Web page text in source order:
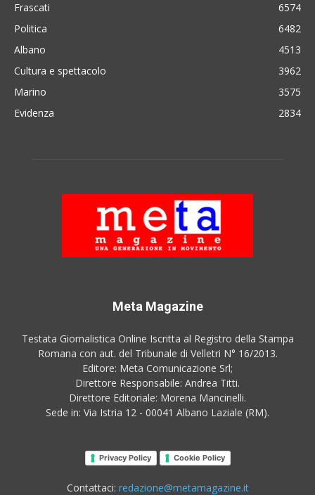
Frascati
6574
Politica
6482
Albano
4513
Cultura e spettacolo
3962
Marino
3575
Evidenza
2834
Meta Magazine
Testata Giornalistica Online Iscritta al Registro della Stampa
Romana con aut. del Tribunale di Velletri N° 16/2013.
Editore: Meta Comunicazione Srl;
Direttore Responsabile: Andrea Titti.
Direttore Editoriale: Morena Mancinelli.
Sede in: Via Istria 12 - 00041 Albano Laziale (RM).
Privacy Policy Cookie Policy
Contattaci: redazione@metamagazine.it